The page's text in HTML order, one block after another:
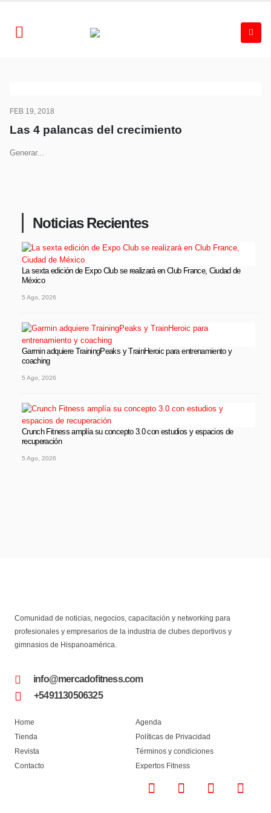
FEB 19, 2018
Las 4 palancas del crecimiento
Generar...
Noticias Recientes
La sexta edición de Expo Club se realizará en Club France, Ciudad de
México
5 Ago, 2026
Garmin adquiere TrainingPeaks y TrainHeroic para entrenamiento y
coaching
5 Ago, 2026
Crunch Fitness amplía su concepto 3.0 con estudios y espacios de
recuperación
5 Ago, 2026
Comunidad de noticias, negocios, capacitación y networking para
profesionales y empresarios de la industria de clubes deportivos y
gimnasios de Hispanoamérica.
info@mercadofitness.com
+5491130506325
Home
Tienda
Revista
Contacto
Agenda
Políticas de Privacidad
Términos y condiciones
Expertos Fitness